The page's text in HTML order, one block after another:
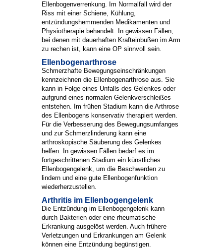
Ellenbogenverrenkung. Im Normalfall wird der
Riss mit einer Schiene, Kühlung,
entzündungshemmenden Medikamenten und
Physiotherapie behandelt. In gewissen Fällen,
bei denen mit dauerhaften Krafteinbußen im Arm
zu rechen ist, kann eine OP sinnvoll sein.
Ellenbogenarthrose
Schmerzhafte Bewegungseinschränkungen
kennzeichnen die Ellenbogenarthrose aus. Sie
kann in Folge eines Unfalls des Gelenkes oder
aufgrund eines normalen Gelenkverschleißes
entstehen. Im frühen Stadium kann die Arthrose
des Ellenbogens konservativ therapiert werden.
Für die Verbesserung des Bewegungsumfanges
und zur Schmerzlinderung kann eine
arthroskopische Säuberung des Gelenkes
helfen. In gewissen Fällen bedarf es im
fortgeschrittenen Stadium ein künstliches
Ellenbogengelenk, um die Beschwerden zu
lindern und eine gute Ellenbogenfunktion
wiederherzustellen.
Arthritis im Ellenbogengelenk
Die Entzündung im Ellenbogengelenk kann
durch Bakterien oder eine rheumatische
Erkrankung ausgelöst werden. Auch frühere
Verletzungen und Erkrankungen am Gelenk
können eine Entzündung begünstigen.